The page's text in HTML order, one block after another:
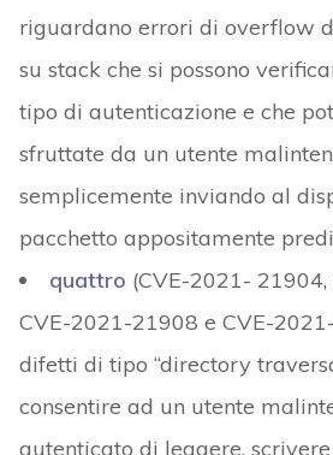
riguardano errori di overflow
su stack che si possono
tipo di autenticazione e che
sfruttate da un utente
semplicemente inviando al
pacchetto appositamente
quattro (CVE-2021-
CVE-2021-21908 e CVE-
difetti di tipo “directory
consentire ad un utente
autenticato di leggere,